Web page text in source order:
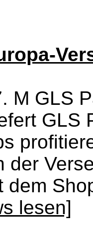
M GLS
GLS
der
dem
lesen]